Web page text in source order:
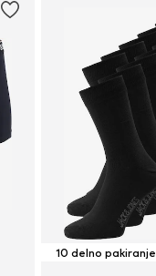
10 delno pakiranje